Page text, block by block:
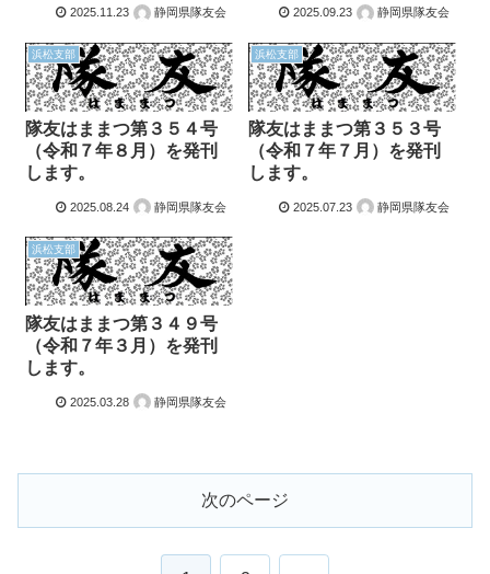
2025.11.23 静岡県隊友会 2025.09.23 静岡県隊友会
浜松支部
隊友はままつ第３５４号
（令和７年８月）を発刊
します。
2025.08.24 静岡県隊友会
浜松支部
隊友はままつ第３５３号
（令和７年７月）を発刊
します。
2025.07.23 静岡県隊友会
浜松支部
隊友はままつ第３４９号
（令和７年３月）を発刊
します。
2025.03.28 静岡県隊友会
次のページ